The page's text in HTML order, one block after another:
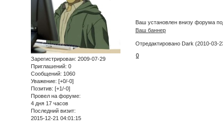
Зарегистрирован: 2009-07-29
Приглашений: 0
Сообщений: 1060
Уважение: [+0/-0]
Позитив: [+1/-0]
Провел на форуме:
4 дня 17 часов
Последний визит:
2015-12-21 04:01:15
Ваш установлен внизу форума
Ваш баннер
Отредактировано Dark (2010-03-
0